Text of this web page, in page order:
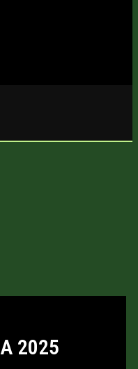
2025